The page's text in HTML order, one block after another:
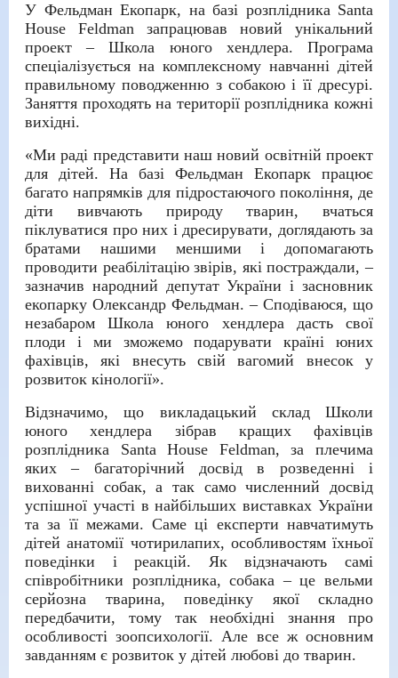
У Фельдман Екопарк, на базі розплідника Santa
House Feldman запрацював новий унікальний
проект – Школа юного хендлера. Програма
спеціалізується на комплексному навчанні дітей
правильному поводженню з собакою і її дресурі.
Заняття проходять на території розплідника кожні
вихідні.
«Ми раді представити наш новий освітній проект
для дітей. На базі Фельдман Екопарк працює
багато напрямків для підростаючого покоління, де
діти вивчають природу тварин, вчаться
піклуватися про них і дресирувати, доглядають за
братами нашими меншими і допомагають
проводити реабілітацію звірів, які постраждали, –
зазначив народний депутат України і засновник
екопарку Олександр Фельдман. – Сподіваюся, що
незабаром Школа юного хендлера дасть свої
плоди і ми зможемо подарувати країні юних
фахівців, які внесуть свій вагомий внесок у
розвиток кінології».
Відзначимо, що викладацький склад Школи
юного хендлера зібрав кращих фахівців
розплідника Santa House Feldman, за плечима
яких – багаторічний досвід в розведенні і
вихованні собак, а так само численний досвід
успішної участі в найбільших виставках України
та за її межами. Саме ці експерти навчатимуть
дітей анатомії чотирилапих, особливостям їхньої
поведінки і реакцій. Як відзначають самі
співробітники розплідника, собака – це вельми
серйозна тварина, поведінку якої складно
передбачити, тому так необхідні знання про
особливості зоопсихології. Але все ж основним
завданням є розвиток у дітей любові до тварин.